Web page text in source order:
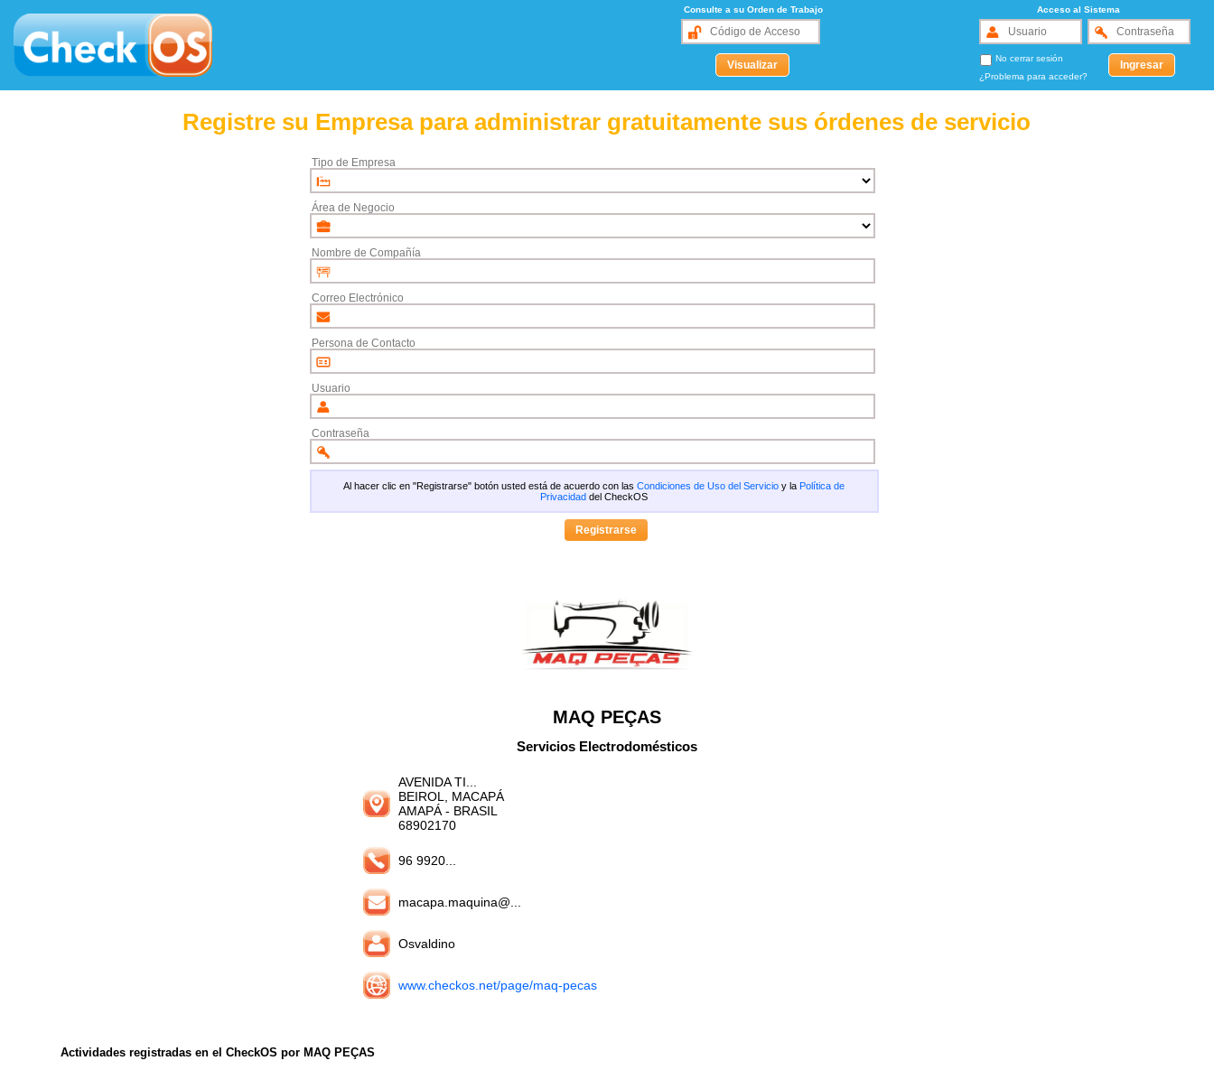
Consulte a su Orden de Trabajo Acceso al Sistema
No cerrar sesión
¿Problema para acceder?
Registre su Empresa para administrar gratuitamente sus órdenes de servicio
Tipo de Empresa
Área de Negocio
Nombre de Compañía
Correo Electrónico
Persona de Contacto
Usuario
Contraseña
Al hacer clic en "Registrarse" botón usted está de acuerdo con lasCondiciones de Uso del Servicio y la Política de
Privacidad del CheckOS
MAQ PEÇAS
Servicios Electrodomésticos
AVENIDA TI...
BEIROL, MACAPÁ
AMAPÁ- BRASIL
68902170
96 9920...
macapa.maquina@...
Osvaldino
www.checkos.net/page/maq-pecas
Actividades registradas en el CheckOS por MAQ PEÇAS